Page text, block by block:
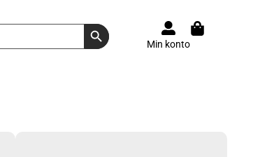
Search Button
Min konto